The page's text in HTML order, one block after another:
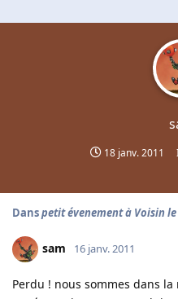
18 janv. 2011
Danspetit évenement à Voisin
sam 16 janv. 2011
Perdu ! nous sommes dans